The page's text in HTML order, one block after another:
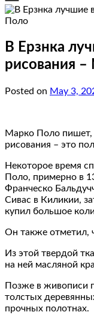
В Ерзнка
рисования
Posted on May 3,
Марко Поло пишет,
рисования – это
Некоторое время
Поло, примерно в
Франческо
Сивас в Киликии,
купил большое
Он также отметил,
Из этой твердой
на ней масляной
Позже в живописи
толстых
прочных полотнах.